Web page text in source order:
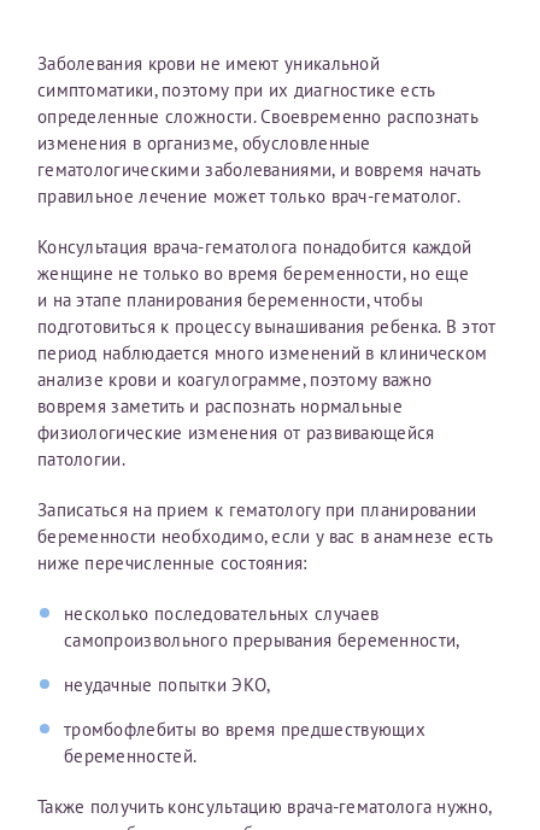
Заболевания крови не имеют уникальной
симптоматики, поэтому при их диагностике есть
определенные сложности. Своевременно распознать
изменения в организме, обусловленные
гематологическими заболеваниями, и вовремя начать
правильное лечение может только врач-гематолог.
Консультация врача-гематолога понадобится каждой
женщине не только во время беременности, но еще
и на этапе планирования беременности, чтобы
подготовиться к процессу вынашивания ребенка. В этот
период наблюдается много изменений в клиническом
анализе крови и коагулограмме, поэтому важно
вовремя заметить и распознать нормальные
физиологические изменения от развивающейся
патологии.
Записаться на прием к гематологу при планировании
беременности необходимо, если у вас в анамнезе есть
ниже перечисленные состояния:
несколько последовательных случаев
самопроизвольного прерывания беременности,
неудачные попытки ЭКО,
тромбофлебиты во время предшествующих
беременностей.
Также получить консультацию врача-гематолога нужно,
Принимаю условия
Соглашения на обработку
персональных данных
Записаться на прием
Дата рождения*
Для предоставления в налоговые органы Российской
Федерации, выписать ее на имя:
Фамилия*
Отчество*
ИНН Налогоплательщика*
налогоплательщик, тот, кто будет получать вычет - ФИО
налогоплательщика